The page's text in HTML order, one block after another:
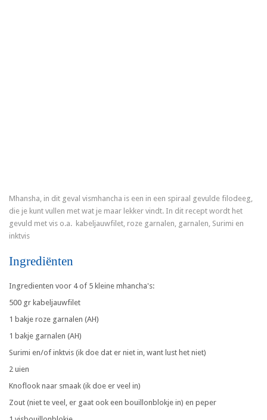
Mhansha, in dit geval vismhancha is een in een spiraal gevulde filodeeg,
die je kunt vullen met wat je maar lekker vindt. In dit recept wordt het
gevuld met vis o.a. kabeljauwfilet, roze garnalen, garnalen, Surimi en
inktvis
Ingrediënten
Ingredienten voor 4 of 5 kleine mhancha's:
500 gr kabeljauwfilet
1 bakje roze garnalen (AH)
1 bakje garnalen (AH)
Surimi en/of inktvis (ik doe dat er niet in, want lust het niet)
2 uien
Knoflook naar smaak (ik doe er veel in)
Zout (niet te veel, er gaat ook een bouillonblokje in) en peper